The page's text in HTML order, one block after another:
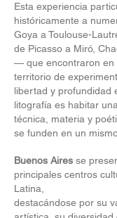
Esta experiencia
históricamente a
Goya a Toulouse-
de Picasso a Miró,
— que encontraron en
territorio de
libertad y profundidad
litografía es habitar
técnica, materia y
se funden en un
Buenos Aires se
principales centros
Latina,
destacándose por su